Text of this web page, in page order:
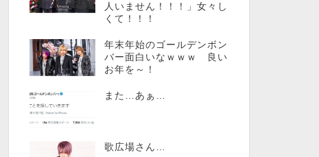
人いません！！！」女々し
くて！！！
年末年始のゴールデンボン
バー面白いなｗｗｗ 良い
お年を～！
また…あぁ…
歌広場さん…